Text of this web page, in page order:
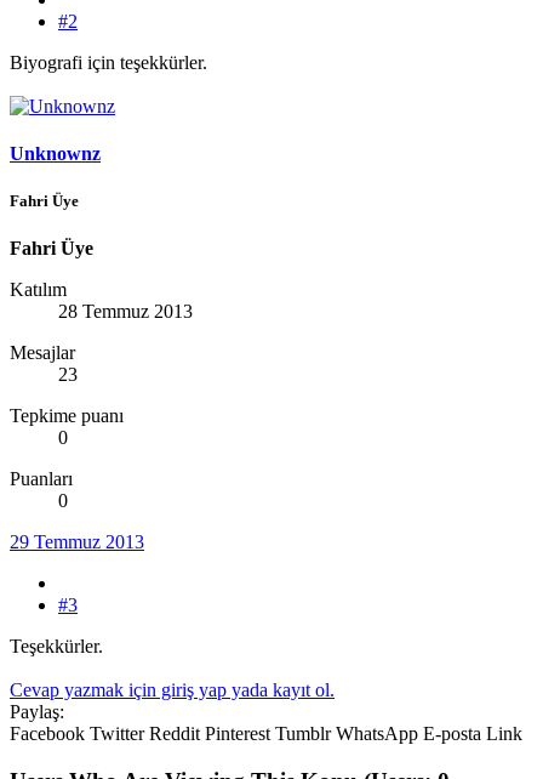
#2
Biyografi için teşekkürler.
Unknownz
Fahri Üye
Fahri Üye
Katılım
28 Temmuz 2013
Mesajlar
23
Tepkime puanı
0
Puanları
0
29 Temmuz 2013
#3
Teşekkürler.
Cevap yazmak için giriş yap yada kayıt ol.
Paylaş:
Facebook Twitter Reddit Pinterest Tumblr WhatsApp E-posta Link